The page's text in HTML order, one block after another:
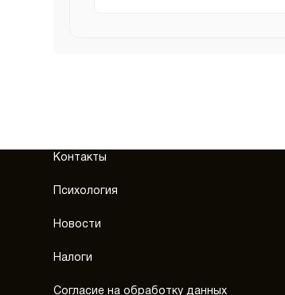
Контакты
Психология
Новости
Налоги
Согласие на обработку данных